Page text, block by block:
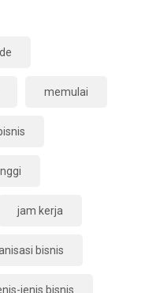
memulai
jam kerja
bisnis
jenis bisnis